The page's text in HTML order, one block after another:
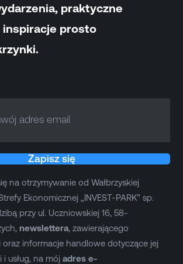
praktyczne
inspiracje prosto
adres email
Zapisz się
na otrzymywanie od Wałbrzyskiej
Ekonomicznej „INVEST-PARK” sp.
przy ul. Uczniowskiej 16, 58-
newslettera, zawierającego
oraz informacje handlowe dotyczące jej
i usług, na mój adres e-